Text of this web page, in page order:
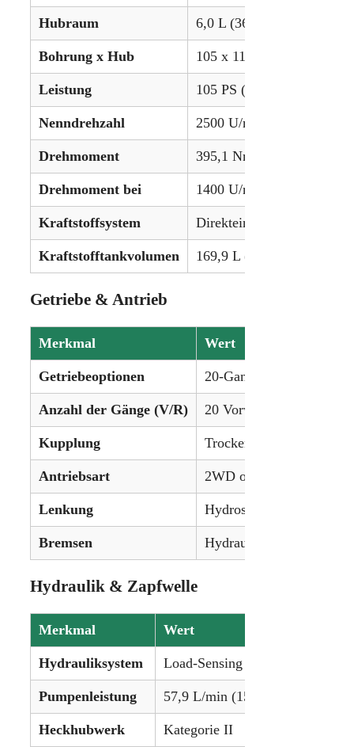
Hubraum 6,0 L (366,1 in³)
Bohrung x Hub 105 x 115 mm (4,13 x
Leistung 105 PS (78,3 kW)
Nenndrehzahl 2500 U/min
Drehmoment 395,1 Nm (291,4 lb-ft)
Drehmoment bei 1400 U/min
Kraftstoffsystem Direkteinspritzung
Kraftstofftankvolumen 169,9 L (44,9 gal)
Getriebe & Antrieb
Merkmal Wert
Getriebeoptionen 20-Gang oder 60-Gang
Anzahl der Gänge (V/R) 20 Vorwärts / 20
Kupplung Trockenscheibe
Antriebsart 2WD oder 4WD
Lenkung Hydrostatische
Bremsen Hydraulische
Hydraulik & Zapfwelle
Merkmal Wert
Hydrauliksystem Load-Sensing
Pumpenleistung 57,9 L/min (15,3 gpm)
Heckhubwerk Kategorie II